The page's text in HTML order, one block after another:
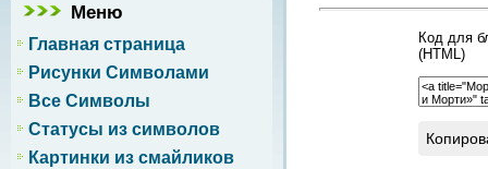
Меню
Главная страница
Рисунки Символами
Все Символы
Статусы из символов
Картинки из смайликов
Код для
(HTML)